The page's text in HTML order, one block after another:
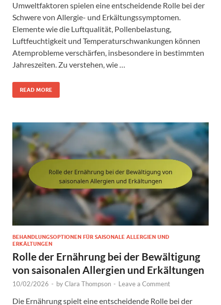
Umweltfaktoren spielen eine entscheidende Rolle bei der
Schwere von Allergie- und Erkältungssymptomen.
Elemente wie die Luftqualität, Pollenbelastung,
Luftfeuchtigkeit und Temperaturschwankungen können
Atemprobleme verschärfen, insbesondere in bestimmten
Jahreszeiten. Zu verstehen, wie …
READ MORE
BEHANDLUNGSOPTIONEN FÜR SAISONALE ALLERGIEN UND
ERKÄLTUNGEN
Rolle der Ernährung bei der Bewältigung
von saisonalen Allergien und Erkältungen
10/02/2026 - byClara Thompson - Leave a Comment
Die Ernährung spielt eine entscheidende Rolle bei der